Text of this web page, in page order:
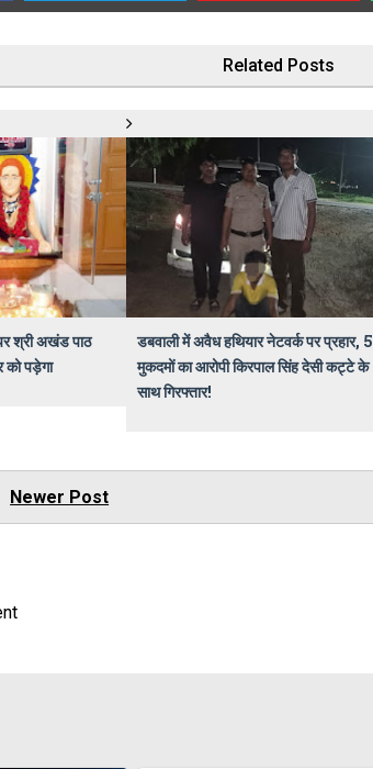
Related Posts
श्री अखंड पाठ
को पड़ेगा
डबवाली में अवैध हथियार नेटवर्क पर प्रहार, 5
मुकदमों का आरोपी किरपाल सिंह देसी कट्टे के
साथ गिरफ्तार!
Newer Post